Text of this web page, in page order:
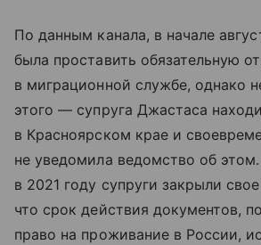
По данным канала, в начале
была проставить обязательную
в миграционной службе, однако
этого — супруга Джастаса
в Красноярском крае и
не уведомила ведомство об
в 2021 году супруги закрыли
что срок действия документов,
право на проживание в России,